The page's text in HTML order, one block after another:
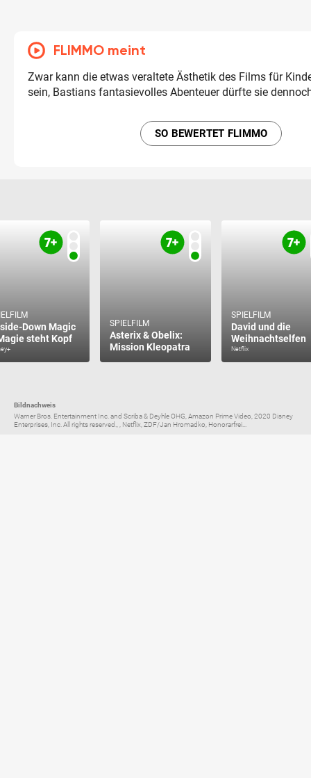
FLIMMO meint
Zwar kann die etwas veraltete Ästhetik des Films für
sein, Bastians fantasievolles Abenteuer dürfte sie
SO BEWERTET FLIMMO
Down Magic
steht Kopf
SPIELFILM
Asterix & Obelix:
Mission Kleopatra
SPIELFILM
David und die
Weihnachtselfen
Netflix
Bildnachweis
Warner Bros. Entertainment Inc. and Scriba & Deyhle OHG, Amazon Prime Video, 2020 Disney
Enterprises, Inc. All rights reserved., , Netflix, ZDF/Jan Hromadko, Honorarfrei...